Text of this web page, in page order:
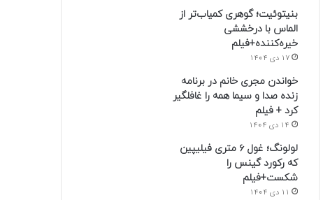
بنیتوئیت؛ گوهری کمیاب‌تر از
الماس با درخششی
خیره‌کننده+فیلم
17 دی 1404
خواندن مجری خانم در برنامه
زنده صدا و سیما همه را غافلگیر
کرد + فیلم
14 دی 1404
لولونگ؛ غول ۶ متری فیلیپین
که رکورد گینس را
شکست+فیلم
11 دی 1404